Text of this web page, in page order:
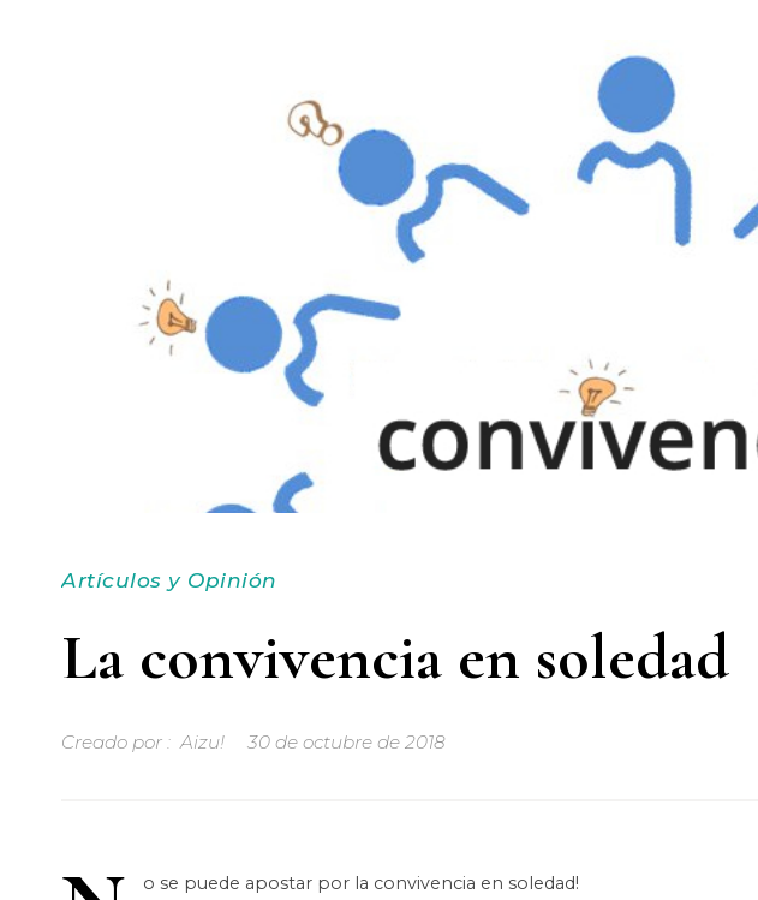
Artículos y Opinión
La convivencia en soledad
Creado por : Aizu! 30 de octubre de 2018
o se puede apostar por la convivencia en soledad!